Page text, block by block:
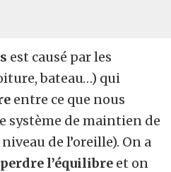
est causé par les
bateau…) qui
entre ce que nous
système de maintien de
de l’oreille). On a
perdre l’équilibre et on